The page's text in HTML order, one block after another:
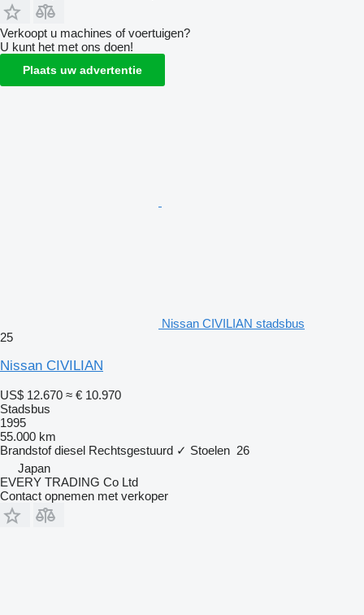
Verkoopt u machines of voertuigen?
U kunt het met ons doen!
Plaats uw advertentie
Nissan CIVILIAN stadsbus
25
Nissan CIVILIAN
US$ 12.670 ≈ € 10.970
Stadsbus
1995
55.000 km
Brandstof diesel Rechtsgestuurd ✓ Stoelen 26
Japan
EVERY TRADING Co Ltd
Contact opnemen met verkoper